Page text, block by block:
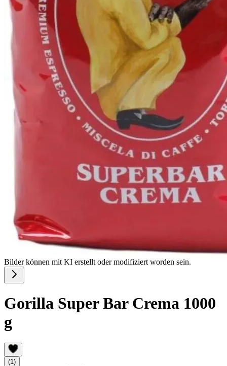
Bilder können mit KI erstellt oder modifiziert worden sein.
Gorilla Super Bar Crema 1000
g
(1)